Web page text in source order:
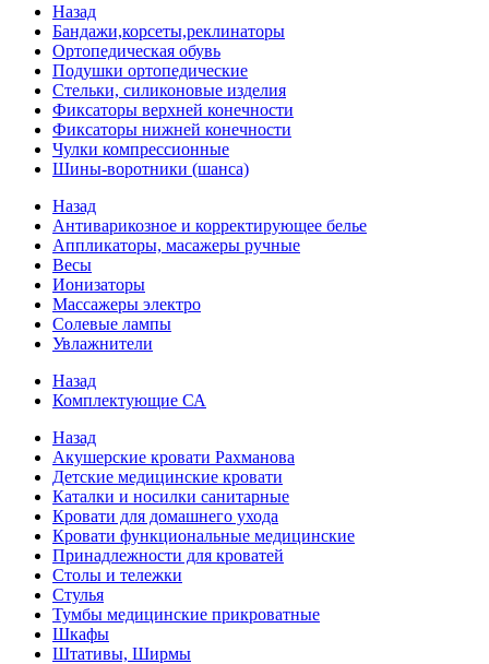
Назад
Бандажи,корсеты,реклинаторы
Ортопедическая обувь
Подушки ортопедические
Стельки, силиконовые изделия
Фиксаторы верхней конечности
Фиксаторы нижней конечности
Чулки компрессионные
Шины-воротники (шанса)
Назад
Антиварикозное и корректирующее белье
Аппликаторы, масажеры ручные
Весы
Ионизаторы
Массажеры электро
Солевые лампы
Увлажнители
Назад
Комплектующие СА
Назад
Акушерские кровати Рахманова
Детские медицинские кровати
Каталки и носилки санитарные
Кровати для домашнего ухода
Кровати функциональные медицинские
Принадлежности для кроватей
Столы и тележки
Стулья
Тумбы медицинские прикроватные
Шкафы
Штативы, Ширмы